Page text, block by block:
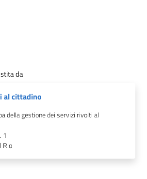
da
al cittadino
della gestione dei servizi rivolti al
1
Rio